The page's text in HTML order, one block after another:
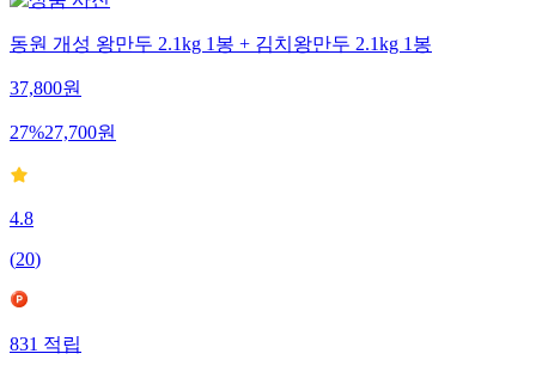
동원 개성 왕만두 2.1kg 1봉 + 김치왕만두 2.1kg 1봉
37,800원
27%27,700원
4.8
(20)
831적립